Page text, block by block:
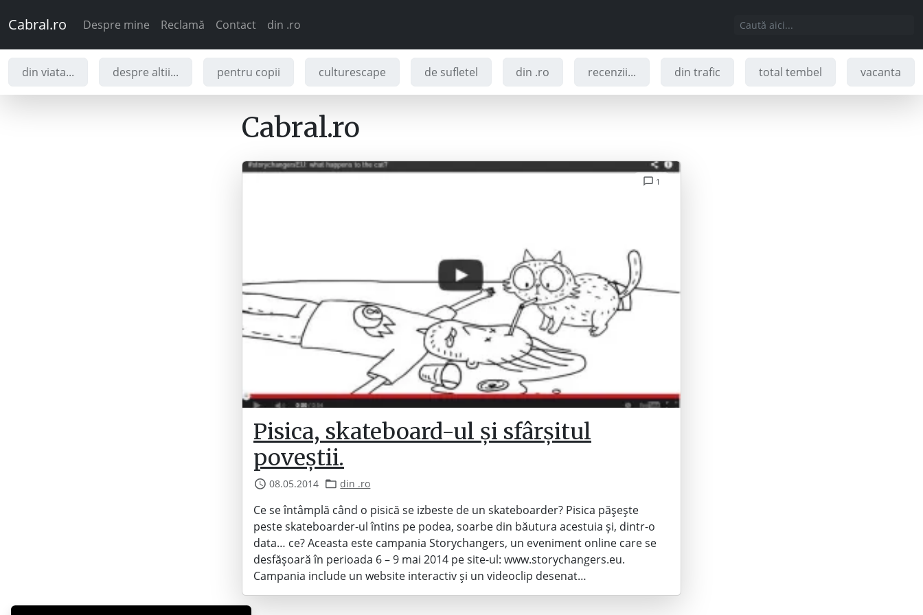
Cabral.ro Despre mine Reclamă Contact din .ro
din viata... despre altii... pentru copii culturescape de sufletel din .ro recenzii... din trafic total tembel vacanta
Cabral.ro
1
Pisica, skateboard-ul și sfârșitul
poveștii.
08.05.2014 din .ro
C​e se întâmplă când o pisică se izbeste de un skateboarder? Pisica pășește
peste skateboarder-ul întins pe podea, soarbe din băutura acestuia și, dintr-o
data… ce? Aceasta este campania Storychangers, un eveniment online care se
desfășoară în perioada 6 – 9 mai 2014 pe site-ul: www.storychangers.eu.
Campania include un website interactiv și un videoclip desenat…